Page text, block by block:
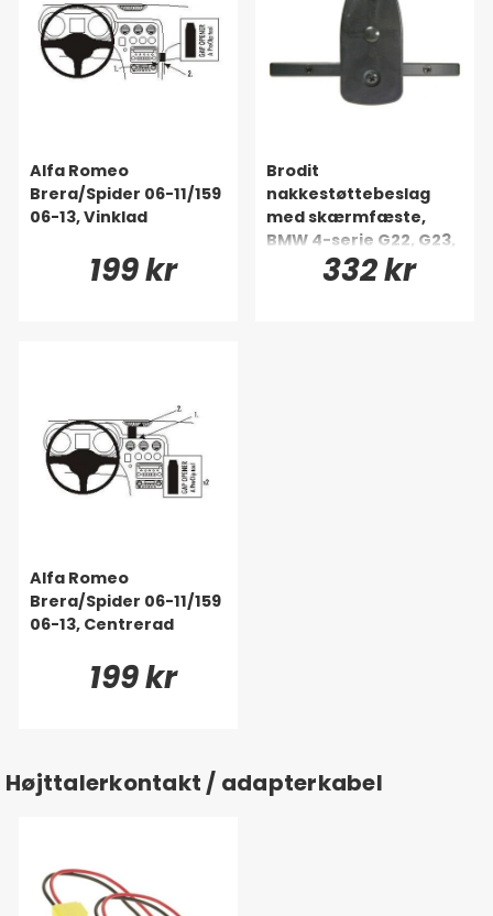
Alfa Romeo
Brera/Spider 06-11/159
06-13, Vinklad
199 kr
Brodit
nakkestøttebeslag
med skærmfæste,
BMW 4-serie G22, G23,
G24, G26 88-26
332 kr
Alfa Romeo
Brera/Spider 06-11/159
06-13, Centrerad
199 kr
Højttalerkontakt / adapterkabel